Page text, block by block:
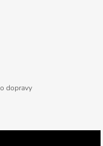
dopravy